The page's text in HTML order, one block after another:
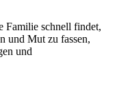
Familie schnell findet,
und Mut zu fassen,
und